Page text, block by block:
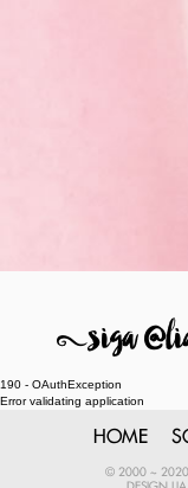
8siga
190 - OAuthException
Error validating application
HOME
© 2000 ~ 2020